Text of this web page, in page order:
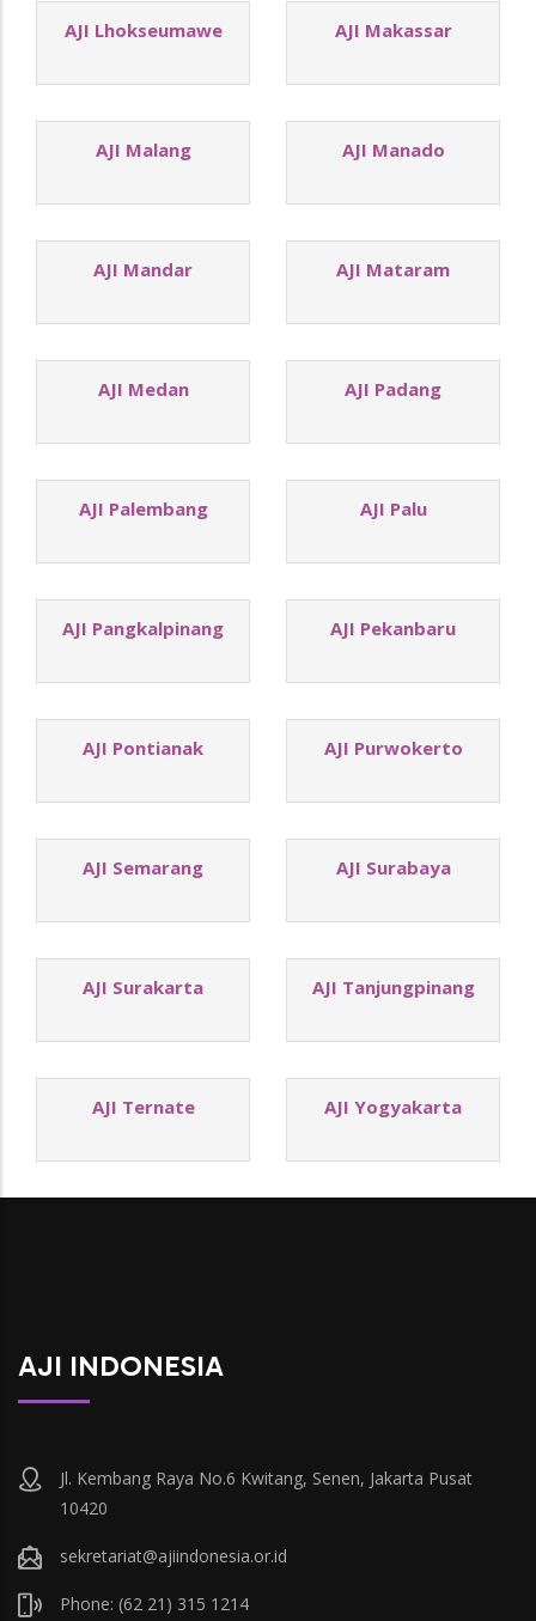
AJI Lhokseumawe AJI Makassar
AJI Malang AJI Manado
AJI Mandar AJI Mataram
AJI Medan AJI Padang
AJI Palembang AJI Palu
AJI Pangkalpinang AJI Pekanbaru
AJI Pontianak AJI Purwokerto
AJI Semarang AJI Surabaya
AJI Surakarta AJI Tanjungpinang
AJI Ternate AJI Yogyakarta
AJI INDONESIA
Jl. Kembang Raya No.6 Kwitang, Senen, Jakarta Pusat
10420
sekretariat@ajiindonesia.or.id
Phone: (62 21) 315 1214